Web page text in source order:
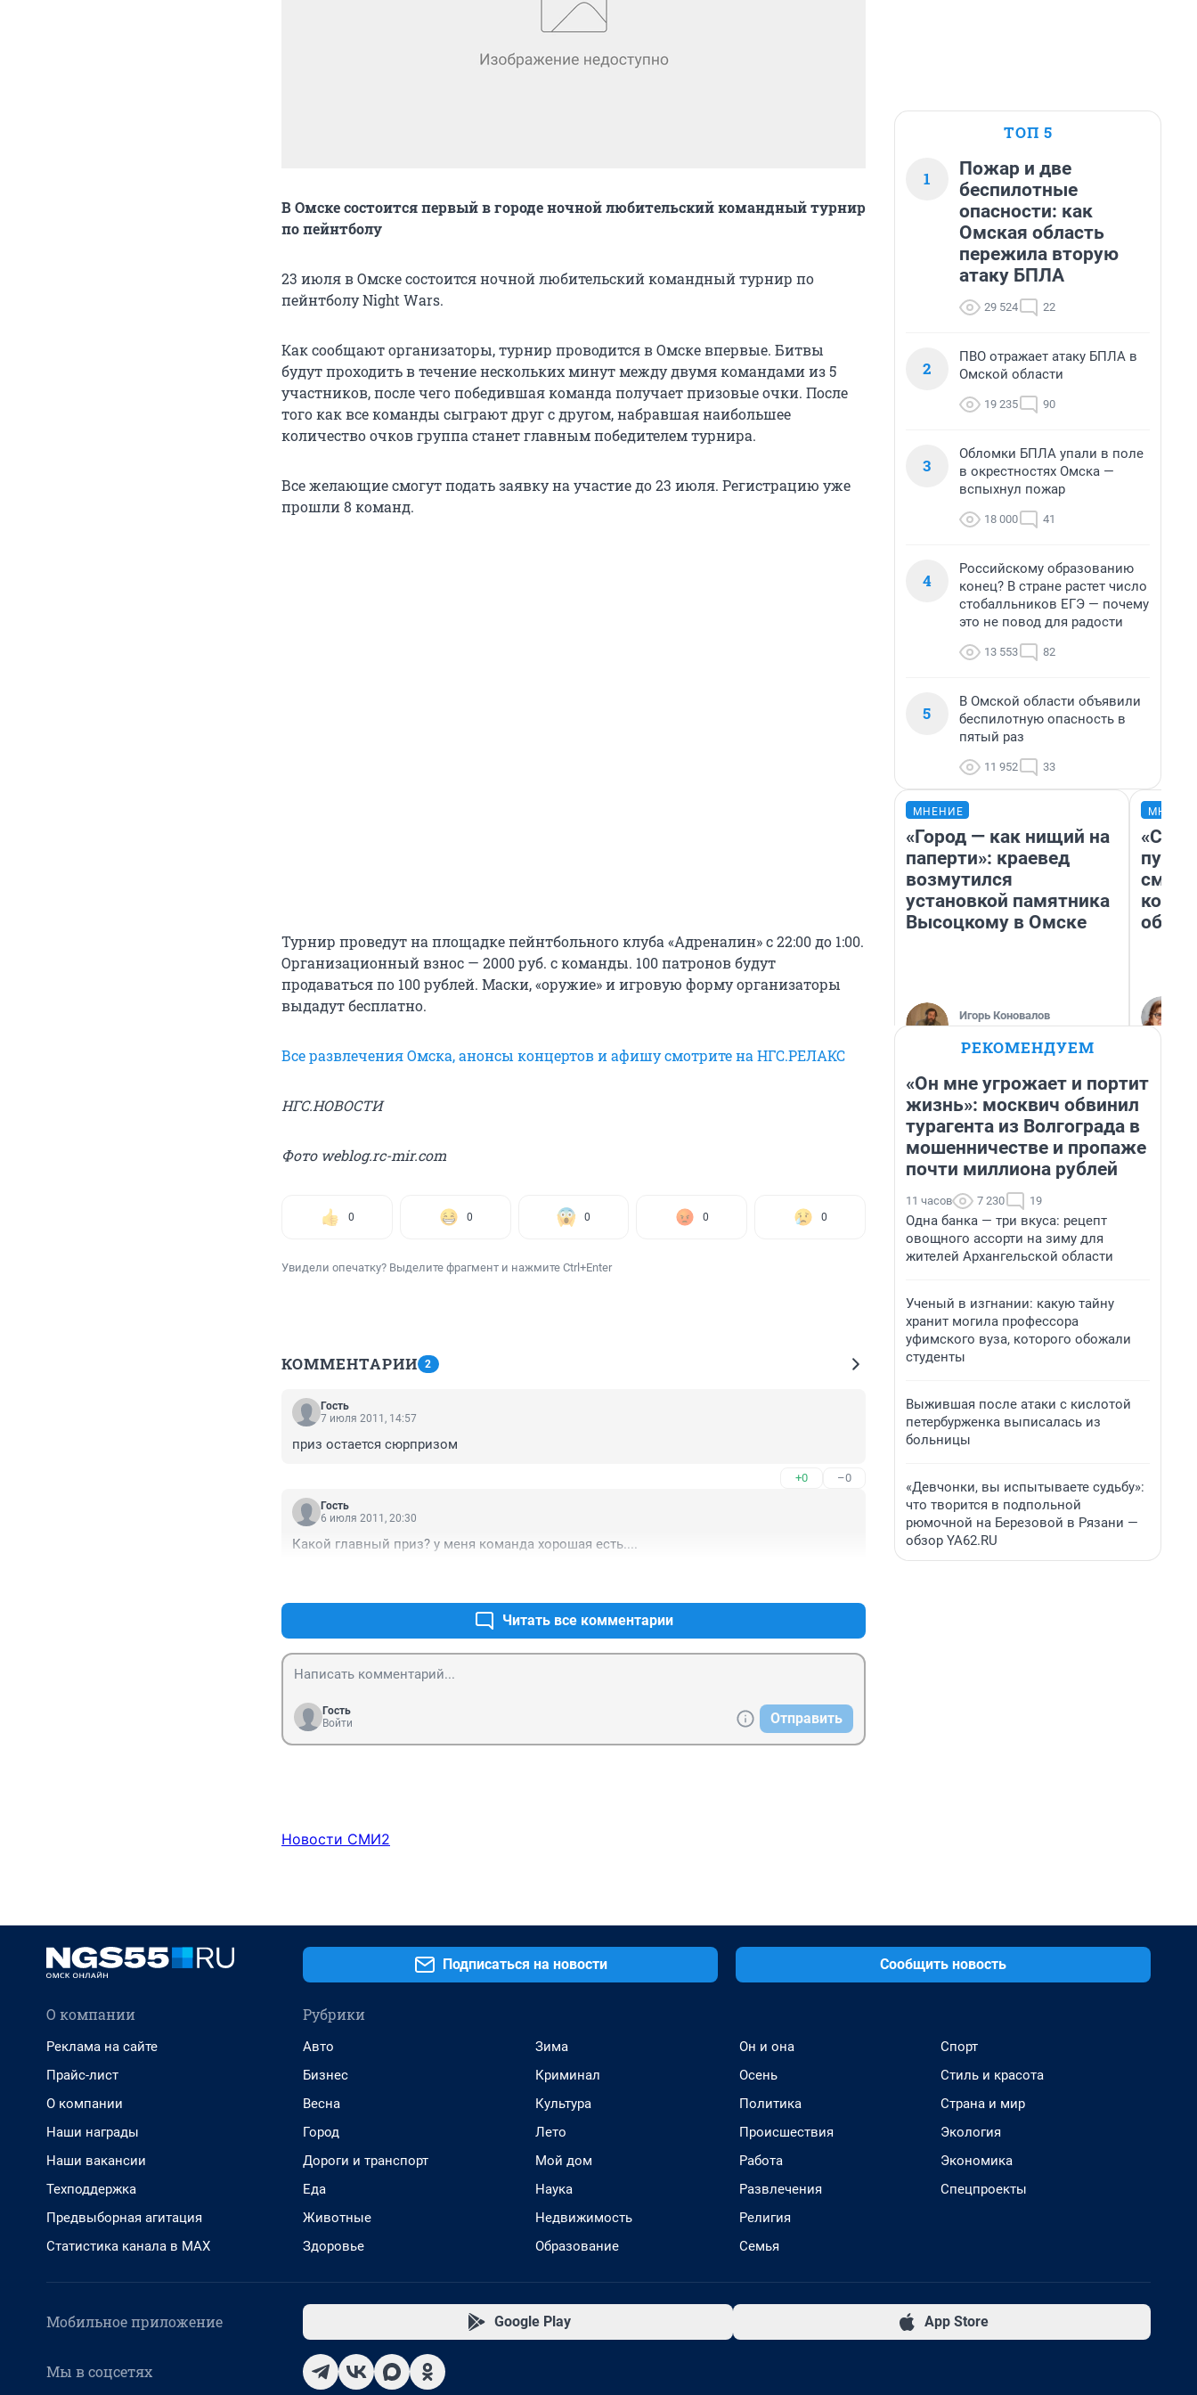
В Омске состоится первый в городе ночной любительский командный турнир
по пейнтболу
23 июля в Омске состоится ночной любительский командный турнир по
пейнтболу Night Wars.
Как сообщают организаторы, турнир проводится в Омске впервые. Битвы
будут проходить в течение нескольких минут между двумя командами из 5
участников, после чего победившая команда получает призовые очки. После
того как все команды сыграют друг с другом, набравшая наибольшее
количество очков группа станет главным победителем турнира.
Все желающие смогут подать заявку на участие до 23 июля. Регистрацию уже
прошли 8 команд.
Турнир проведут на площадке пейнтбольного клуба «Адреналин» с 22:00 до 1:00.
Организационный взнос — 2000 руб. с команды. 100 патронов будут
продаваться по 100 рублей. Маски, «оружие» и игровую форму организаторы
выдадут бесплатно.
Все развлечения Омска, анонсы концертов и афишу смотрите на НГС.РЕЛАКС
НГС.НОВОСТИ
Фото weblog.rc-mir.com
0 0 0 0 0
Увидели опечатку? Выделите фрагмент и нажмите Ctrl+Enter
КОММЕНТАРИИ 2
Гость
7 июля 2011, 14:57
приз остается сюрпризом
+0 –0
Гость
6 июля 2011, 20:30
Какой главный приз? у меня команда хорошая есть....
Читать все комментарии
Гость
Войти
Отправить
Новости СМИ2
ТОП 5
1
Пожар и две
беспилотные
опасности: как
Омская область
пережила вторую
атаку БПЛА
29 524 22
2
ПВО отражает атаку БПЛА в
Омской области
19 235 90
3
Обломки БПЛА упали в поле
в окрестностях Омска —
вспыхнул пожар
18 000 41
4
Российскому образованию
конец? В стране растет число
стобалльников ЕГЭ — почему
это не повод для радости
13 553 82
5
В Омской области объявили
беспилотную опасность в
пятый раз
11 952 33
МНЕНИЕ
«Город — как нищий на
паперти»: краевед
возмутился
установкой памятника
Высоцкому в Омске
Игорь Коновалов
РЕКОМЕНДУЕМ
«Он мне угрожает и портит
жизнь»: москвич обвинил
турагента из Волгограда в
мошенничестве и пропаже
почти миллиона рублей
11 часов 7 230 19
Одна банка — три вкуса: рецепт
овощного ассорти на зиму для
жителей Архангельской области
Ученый в изгнании: какую тайну
хранит могила профессора
уфимского вуза, которого обожали
студенты
Выжившая после атаки с кислотой
петербурженка выписалась из
больницы
«Девчонки, вы испытываете судьбу»:
что творится в подпольной
рюмочной на Березовой в Рязани —
обзор YA62.RU
Подписаться на новости Сообщить новость
О компании
Реклама на сайте
Прайс-лист
О компании
Наши награды
Наши вакансии
Техподдержка
Предвыборная агитация
Статистика канала в MAX
Рубрики
Авто
Бизнес
Весна
Город
Дороги и транспорт
Еда
Животные
Здоровье
Зима
Криминал
Культура
Лето
Мой дом
Наука
Недвижимость
Образование
Он и она
Осень
Политика
Происшествия
Работа
Развлечения
Религия
Семья
Спорт
Стиль и красота
Страна и мир
Экология
Экономика
Спецпроекты
Мобильное приложение Google Play App Store
Мы в соцсетях